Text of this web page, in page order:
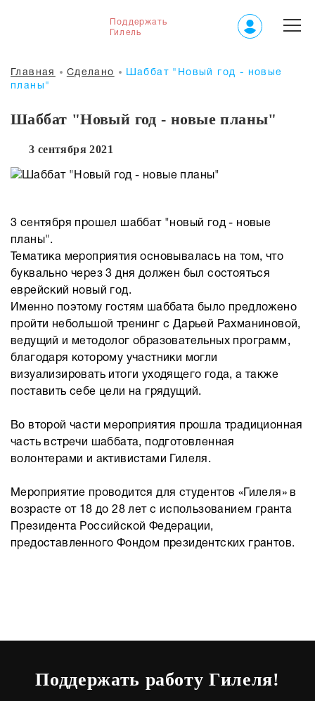
Поддержать
Гилель
Главная Сделано
Шаббат "Новый год - новые
планы"
Шаббат "Новый год - новые планы"
3 сентября 2021
3 сентября прошел шаббат "новый год - новые
планы".
Тематика мероприятия основывалась на том, что
буквально через 3 дня должен был состояться
еврейский новый год.
Именно поэтому гостям шаббата было предложено
пройти небольшой тренинг с Дарьей Рахманиновой,
ведущий и методолог образовательных программ,
благодаря которому участники могли
визуализировать итоги уходящего года, а также
поставить себе цели на грядущий.
Во второй части мероприятия прошла традиционная
часть встречи шаббата, подготовленная
волонтерами и активистами Гилеля.
Мероприятие проводится для студентов «Гилеля» в
возрасте от 18 до 28 лет с использованием гранта
Президента Российской Федерации,
предоставленного Фондом президентских грантов.
Поддержать работу Гилеля!